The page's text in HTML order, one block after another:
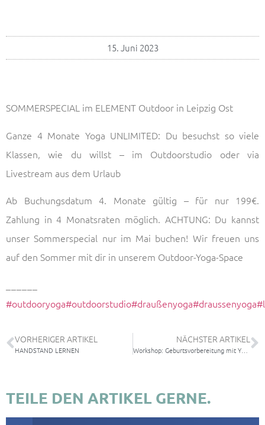
15. Juni 2023
SOMMERSPECIAL im ELEMENT Outdoor in Leipzig Ost
Ganze 4 Monate Yoga UNLIMITED: Du besuchst so viele
Klassen, wie du willst – im Outdoorstudio oder via
Livestream aus dem Urlaub
Ab Buchungsdatum 4. Monate gültig – für nur 199€.
Zahlung in 4 Monatsraten möglich. ACHTUNG: Du kannst
unser Sommerspecial nur im Mai buchen! Wir freuen uns
auf den Sommer mit dir in unserem Outdoor-Yoga-Space
#outdooryoga#outdoorstudio#draußenyoga#draussenyoga
VORHERIGER ARTIKEL
HANDSTAND LERNEN
NÄCHSTER ARTIKEL
Workshop: Geburtsvorbereitung mit Yoga
TEILE DEN ARTIKEL GERNE.